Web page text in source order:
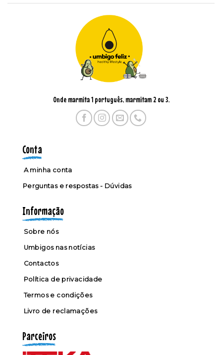
Onde marmita 1 português, marmitam 2 ou 3.
Conta
A minha conta
Perguntas e respostas - Dúvidas
Informação
Sobre nós
Umbigos nas notícias
Contactos
Política de privacidade
Termos e condições
Livro de reclamações
Parceiros